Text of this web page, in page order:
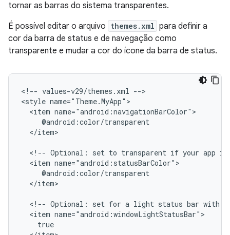
tornar as barras do sistema transparentes.
É possível editar o arquivo themes.xml para definir a
cor da barra de status e de navegação como
transparente e mudar a cor do ícone da barra de status.
<!-- values-v29/themes.xml -->
<style
<item
</item>
<!-- Optional: set to transparent if your app is
<item
</item>
<!-- Optional: set for a light status bar with
<item